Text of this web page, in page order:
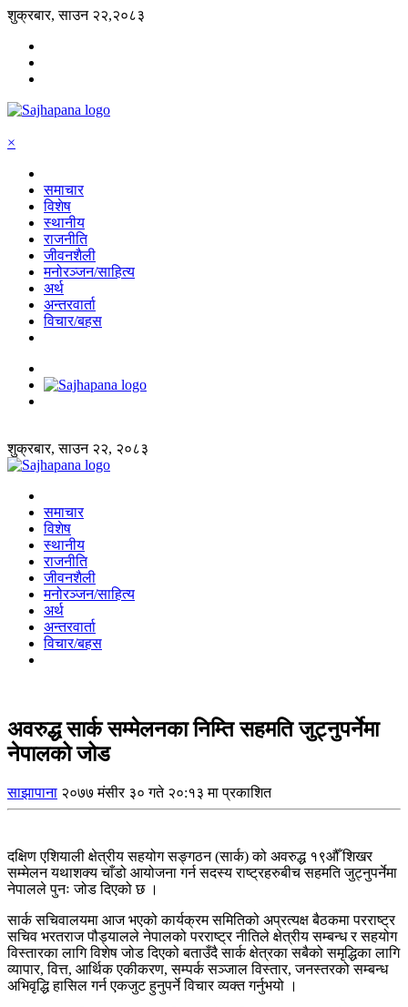
शुक्रबार, साउन २२,२०८३
×
समाचार
विशेष
स्थानीय
राजनीति
जीवनशैली
मनोरञ्जन/साहित्य
अर्थ
अन्तरवार्ता
विचार/बहस
शुक्रबार, साउन २२, २०८३
समाचार
विशेष
स्थानीय
राजनीति
जीवनशैली
मनोरञ्जन/साहित्य
अर्थ
अन्तरवार्ता
विचार/बहस
अवरुद्ध सार्क सम्मेलनका निम्ति सहमति जुट्नुपर्नेमा
नेपालको जोड
साझापाना २०७७ मंसीर ३० गते २०:१३ मा प्रकाशित
दक्षिण एशियाली क्षेत्रीय सहयोग सङ्गठन (सार्क) को अवरुद्ध १९औँ शिखर
सम्मेलन यथाशक्य चाँडो आयोजना गर्न सदस्य राष्ट्रहरुबीच सहमति जुट्नुपर्नेमा
नेपालले पुनः जोड दिएको छ ।
सार्क सचिवालयमा आज भएको कार्यक्रम समितिको अप्रत्यक्ष बैठकमा परराष्ट्र
सचिव भरतराज पौड्यालले नेपालको परराष्ट्र नीतिले क्षेत्रीय सम्बन्ध र सहयोग
विस्तारका लागि विशेष जोड दिएको बताउँदै सार्क क्षेत्रका सबैको समृद्धिका लागि
व्यापार, वित्त, आर्थिक एकीकरण, सम्पर्क सञ्जाल विस्तार, जनस्तरको सम्बन्ध
अभिवृद्धि हासिल गर्न एकजुट हुनुपर्ने विचार व्यक्त गर्नुभयो ।